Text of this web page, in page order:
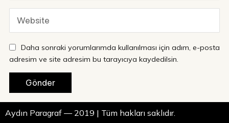
Daha sonraki yorumlarımda kullanılması için adım, e-posta
adresim ve site adresim bu tarayıcıya kaydedilsin.
Aydın Paragraf — 2019 | Tüm hakları saklıdır.